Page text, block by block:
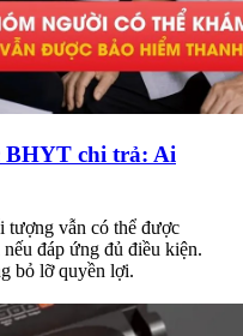
BHYT chi trả: Ai
tượng vẫn có thể được
đáp ứng đủ điều kiện.
bỏ lỡ quyền lợi.